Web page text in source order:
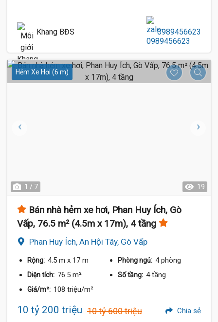
Khang BĐS 0989456623
Hẻm Xe Hơi (6 m)
1 / 7 19
Bán nhà hẻm xe hơi, Phan Huy Ích, Gò
Vấp, 76.5 m² (4.5m x 17m), 4 tầng
Phan Huy Ích, An Hội Tây, Gò Vấp
Rộng: 4.5 m x 17 m Phòng ngủ: 4 phòng
Diện tích: 76.5 m² Số tầng: 4 tầng
Giá/m²: 108 triệu/m²
10 tỷ 200 triệu 10 tỷ 600 triệu Chia sẻ